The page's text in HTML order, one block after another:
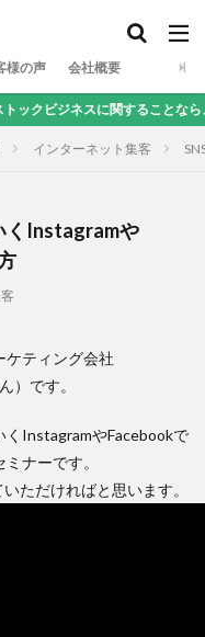
様の声 会社概要
することなら、地方集客コン
インターネット集客
くInstagramや
ケティング会社
）です。
InstagramやFacebookで
ナーです。
ただければと思います。